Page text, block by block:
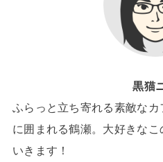
黒猫
ふらっと立ち寄れる素敵な
に囲まれる鶴瀬。大好きな
いきます！